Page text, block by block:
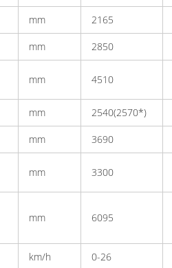
mm 2165
mm 2850
mm 4510
mm 2540(2570*)
mm 3690
mm 3300
mm 6095
km/h 0-26